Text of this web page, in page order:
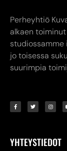
Perheyhtiö
alkaen
studiossamme
jo toisessa
suurimpia
YHTEYSTIEDOT